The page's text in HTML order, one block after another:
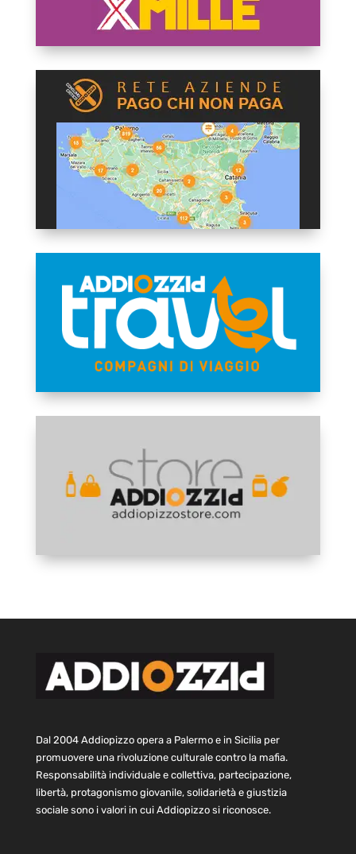
Dal 2004 Addiopizzo opera a Palermo e in Sicilia per
promuovere una rivoluzione culturale contro la mafia.
Responsabilità individuale e collettiva, partecipazione,
libertà, protagonismo giovanile, solidarietà e giustizia
sociale sono i valori in cui Addiopizzo si riconosce.